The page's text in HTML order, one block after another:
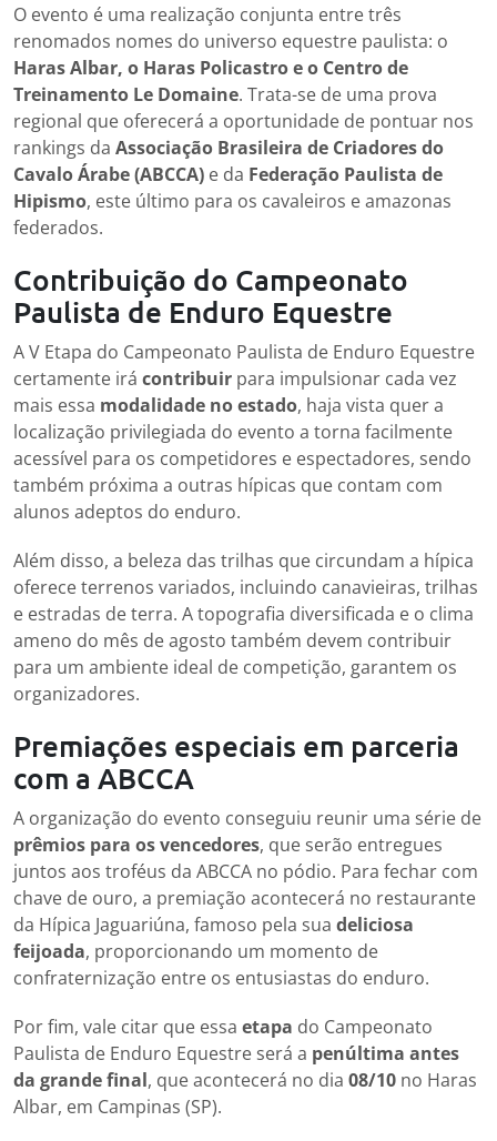
O evento é uma realização conjunta entre três
renomados nomes do universo equestre paulista: o
Haras Albar, o Haras Policastro e o Centro de
Treinamento Le Domaine. Trata-se de uma prova
regional que oferecerá a oportunidade de pontuar nos
rankings da Associação Brasileira de Criadores do
Cavalo Árabe (ABCCA) e da Federação Paulista de
Hipismo, este último para os cavaleiros e amazonas
federados.
Contribuição do Campeonato
Paulista de Enduro Equestre
A V Etapa do Campeonato Paulista de Enduro Equestre
certamente irá contribuir para impulsionar cada vez
mais essa modalidade no estado, haja vista quer a
localização privilegiada do evento a torna facilmente
acessível para os competidores e espectadores, sendo
também próxima a outras hípicas que contam com
alunos adeptos do enduro.
Além disso, a beleza das trilhas que circundam a hípica
oferece terrenos variados, incluindo canavieiras, trilhas
e estradas de terra. A topografia diversificada e o clima
ameno do mês de agosto também devem contribuir
para um ambiente ideal de competição, garantem os
organizadores.
Premiações especiais em parceria
com a ABCCA
A organização do evento conseguiu reunir uma série de
prêmios para os vencedores, que serão entregues
juntos aos troféus da ABCCA no pódio. Para fechar com
chave de ouro, a premiação acontecerá no restaurante
da Hípica Jaguariúna, famoso pela sua deliciosa
feijoada, proporcionando um momento de
confraternização entre os entusiastas do enduro.
Por fim, vale citar que essa etapa do Campeonato
Paulista de Enduro Equestre será a penúltima antes
da grande final, que acontecerá no dia 08/10 no Haras
Albar, em Campinas (SP).